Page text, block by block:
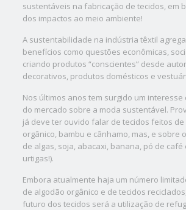
sustentáveis na fabricação de tecidos, em
dos impactos ao meio ambiente!
A sustentabilidade na indústria têxtil
benefícios como questões econômicas,
criando produtos “conscientes” desde
decorativos, produtos domésticos e
Nos últimos anos tem surgido um interesse
do mercado sobre a moda sustentável.
já deve ter ouvido falar de tecidos feitos de
orgânico, bambu e cânhamo, mas, e sobre
de algas, soja, abacaxi, banana, pó de café
urtigas!).
Embora atualmente haja um número
de algodão orgânico e de tecidos
futuro dos tecidos será a utilização de